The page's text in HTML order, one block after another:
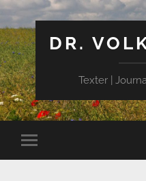
DR.
Texter |
Mobile-
Menü